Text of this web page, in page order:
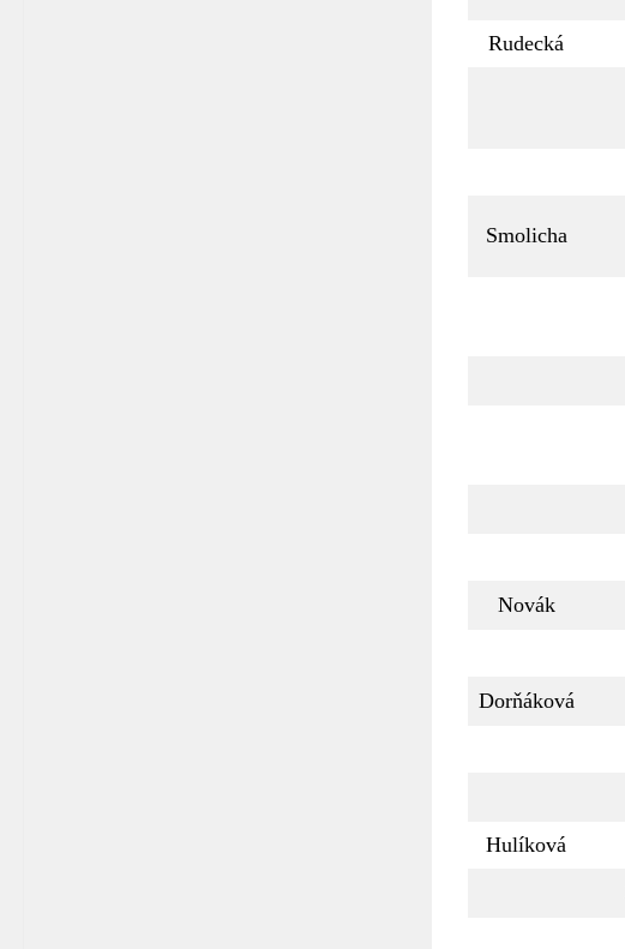
Rudecká
Smolicha
Novák
Dorňáková
Hulíková